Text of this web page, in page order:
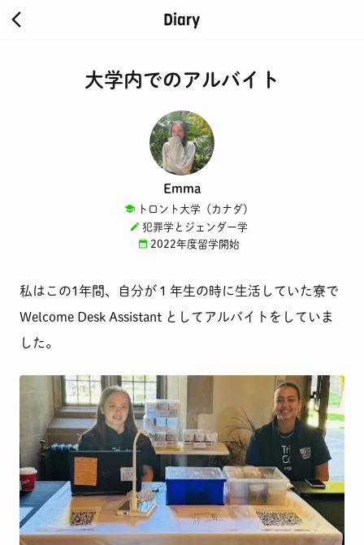
大学内でのアルバイト
Emma
トロント大学（カナダ）
犯罪学とジェンダー学
2022年度留学開始
私はこの1年間、自分が１年生の時に生活していた寮で
Welcome Desk Assistant としてアルバイトをしていま
した。